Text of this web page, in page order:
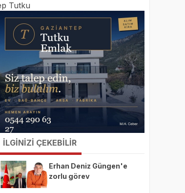
Tutku
İLGİNİZİ ÇEKEBİLİR
Erhan Deniz Güngen'e
zorlu görev